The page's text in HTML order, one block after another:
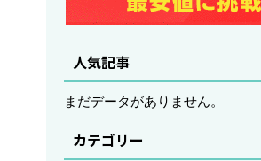
人気記事
まだデータがありません。
カテゴリー